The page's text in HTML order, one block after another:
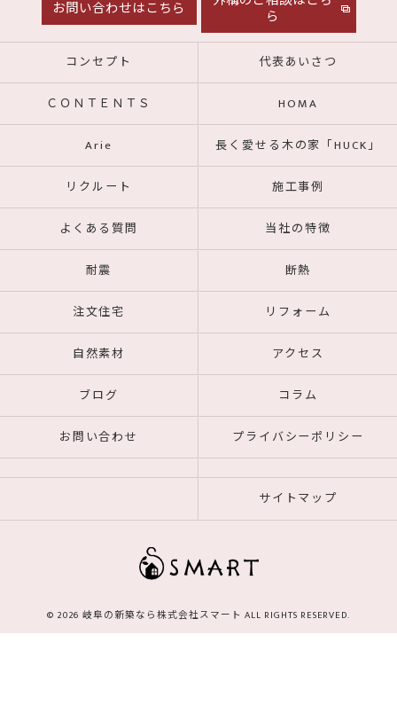
お問い合わせはこちら ら
コンセプト 代表あいさつ
ＣＯＮＴＥＮＴＳ HOMA
Arie 長く愛せる木の家「HUCK」
リクルート 施工事例
よくある質問 当社の特徴
耐震 断熱
注文住宅 リフォーム
自然素材 アクセス
ブログ コラム
お問い合わせ プライバシーポリシー
サイトマップ
© 2026 岐阜の新築なら株式会社スマート ALL RIGHTS RESERVED.